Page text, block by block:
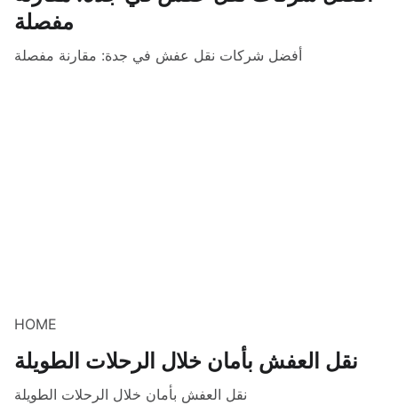
مفصلة
أفضل شركات نقل عفش في جدة: مقارنة مفصلة
HOME
نقل العفش بأمان خلال الرحلات الطويلة
نقل العفش بأمان خلال الرحلات الطويلة